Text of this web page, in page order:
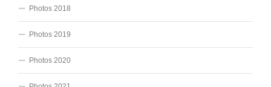
Photos 2018
Photos 2019
Photos 2020